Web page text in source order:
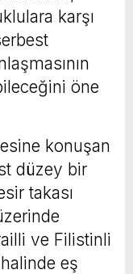
karşı
öne
konuşan
düzey bir
takası
ve Filistinli
eş